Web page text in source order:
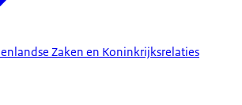
Zaken en Koninkrijksrelaties